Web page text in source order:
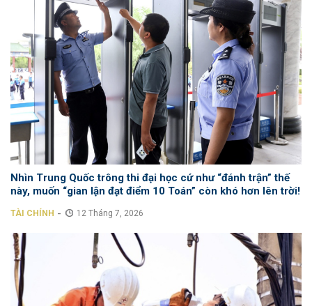
Nhìn Trung Quốc trông thi đại học cứ như “đánh trận” thế
này, muốn “gian lận đạt điểm 10 Toán” còn khó hơn lên trời!
TÀI CHÍNH - 12 Tháng 7, 2026